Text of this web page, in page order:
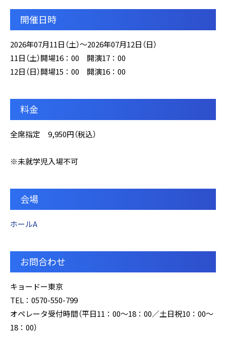
開催日時
2026年07月11日（土）～2026年07月12日（日）
11日（土）開場16：00 開演17：00
12日（日）開場15：00 開演16：00
料金
全席指定 9,950円（税込）
※未就学児入場不可
会場
ホールA
お問合わせ
キョードー東京
TEL：0570-550-799
オペレータ受付時間（平日11：00～18：00／土日祝10：00～
18：00）